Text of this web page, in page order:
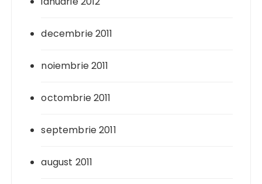
decembrie 2011
noiembrie 2011
octombrie 2011
septembrie 2011
august 2011